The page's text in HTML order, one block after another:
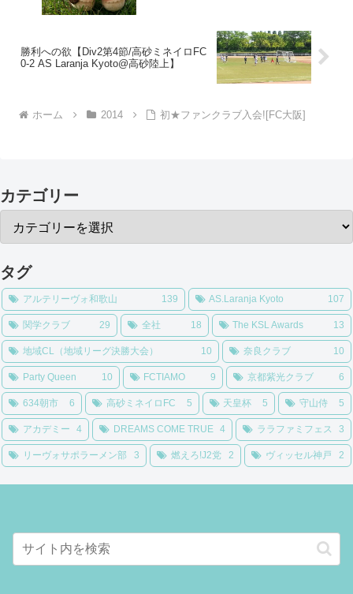
勝利への欲【Div2第4節/高砂ミネイロFC
0-2 AS Laranja Kyoto@高砂陸上】
ホーム 2014 初★ファンクラブ入会![FC大阪]
カテゴリー
タグ
アルテリーヴォ和歌山 139 AS.Laranja Kyoto 107
関学クラブ 29 全社 18 The KSL Awards 13
地域CL（地域リーグ決勝大会） 10 奈良クラブ 10
Party Queen 10 FCTIAMO 9 京都紫光クラブ 6
634朝市 6 高砂ミネイロFC 5 天皇杯 5 守山侍 5
アカデミー 4 DREAMS COME TRUE 4 ララファミフェス 3
リーヴォサポラーメン部 3 燃えろ!J2党 2 ヴィッセル神戸 2